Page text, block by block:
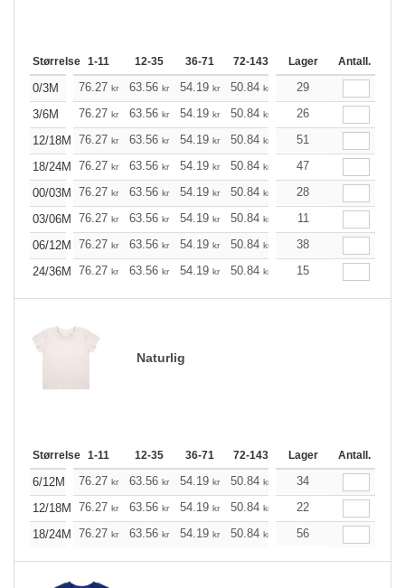
Størrelse 1-11 12-35 36-71 72-143 144-287 288 +
Lager Antall.
0/3M 76.27 kr 63.56 kr 54.19 kr 50.84 kr 48.28
29
3/6M
76.27 kr 63.56 kr 54.19 kr 50.84 kr 48.28
26
12/18M
76.27 kr 63.56 kr 54.19 kr 50.84 kr 48.28
51
18/24M
76.27 kr 63.56 kr 54.19 kr 50.84 kr 48.28
47
00/03M
76.27 kr 63.56 kr 54.19 kr 50.84 kr 48.28
28
03/06M
76.27 kr 63.56 kr 54.19 kr 50.84 kr 48.28
11
06/12M
76.27 kr 63.56 kr 54.19 kr 50.84 kr 48.28
38
24/36M
76.27 kr 63.56 kr 54.19 kr 50.84 kr 48.28
15
Naturlig
Størrelse 1-11 12-35 36-71 72-143 144-287 288 +
Lager Antall.
6/12M 76.27 kr 63.56 kr 54.19 kr 50.84 kr 48.28
34
12/18M
76.27 kr 63.56 kr 54.19 kr 50.84 kr 48.28
22
18/24M
76.27 kr 63.56 kr 54.19 kr 50.84 kr 48.28
56